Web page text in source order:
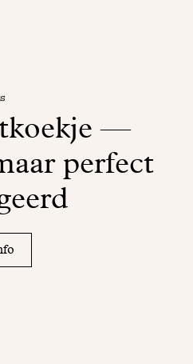
—
perfect